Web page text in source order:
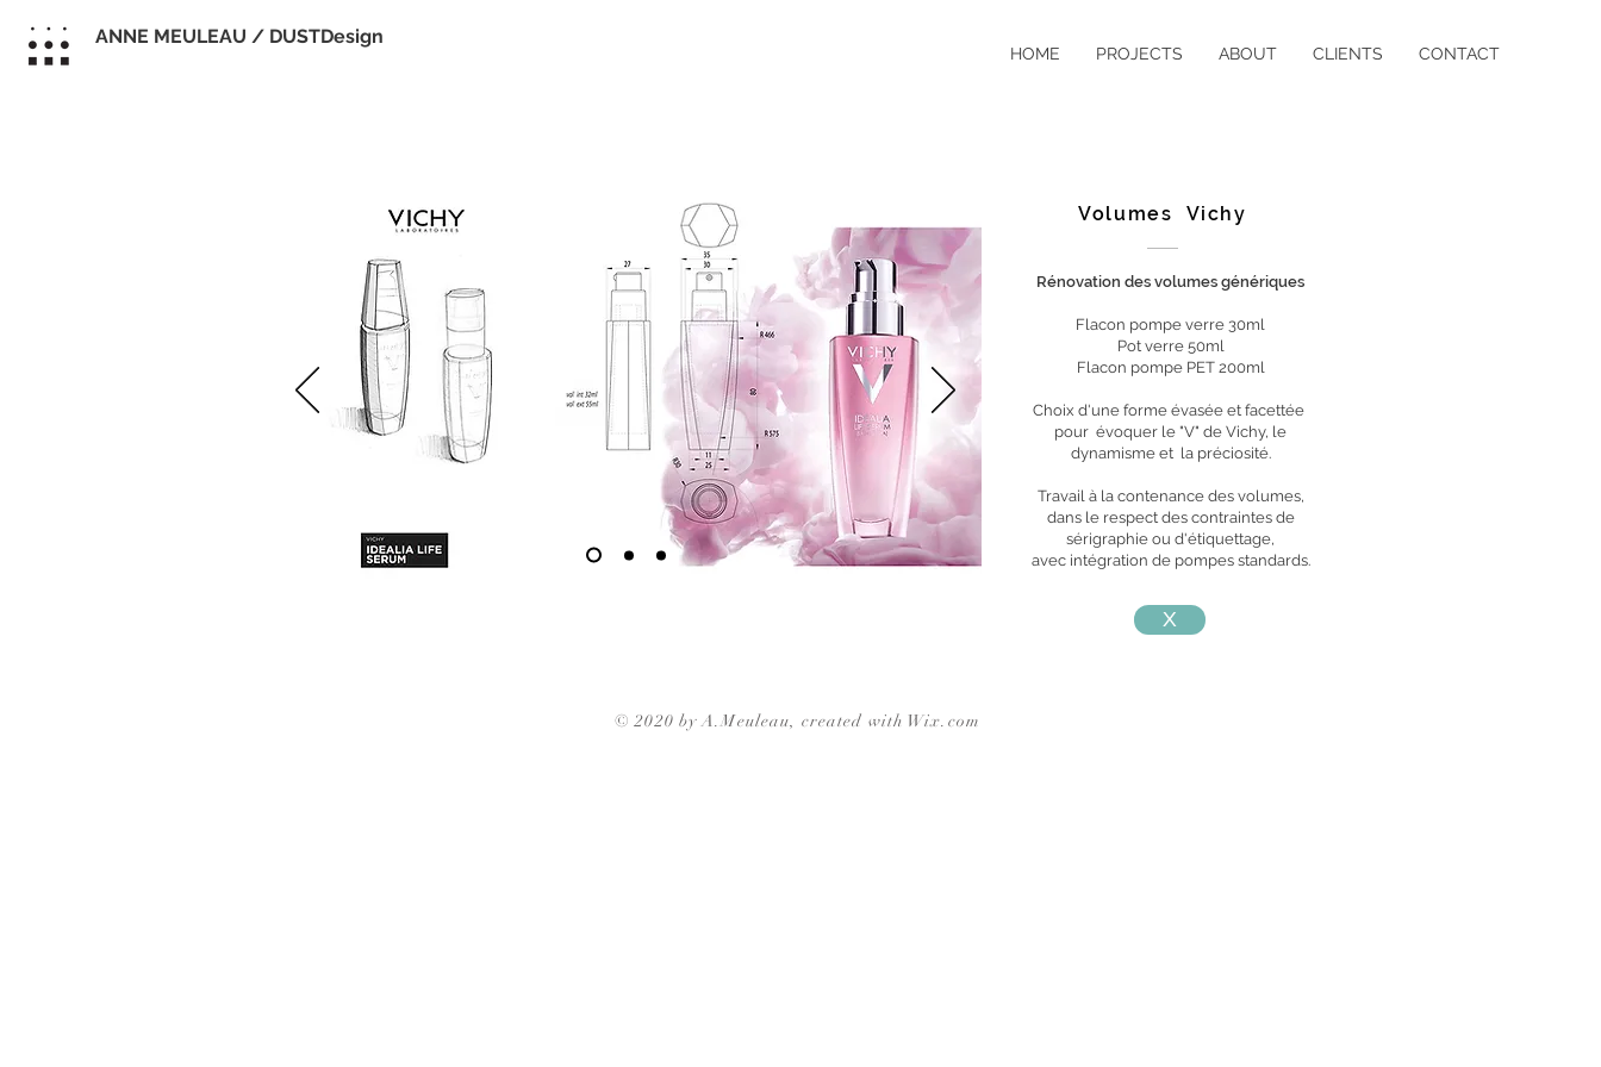
ANNE MEULEAU / DUSTDesign
HOME PROJECTS ABOUT CLIENTS CONTACT
Volumes Vichy
Rénovation des volumes génériques
Flacon pompe verre 30ml
Pot verre 50ml
Flacon pompe PET 200ml
Choix d'une forme évasée et facettée
pour évoquer le "V" de Vichy, le
dynamisme et la préciosité.
Travail à la contenance des volumes,
dans le respect des contraintes de
sérigraphie ou d'étiquettage,
avec intégration de pompes standards.
X
© 2020 byA.Meuleau, created with Wix.com